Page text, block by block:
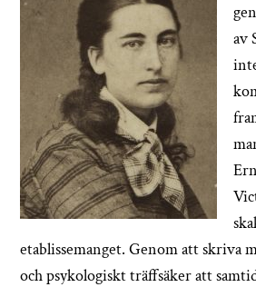
av
etablissemanget. Genom att skriva
och psykologiskt träffsäker att